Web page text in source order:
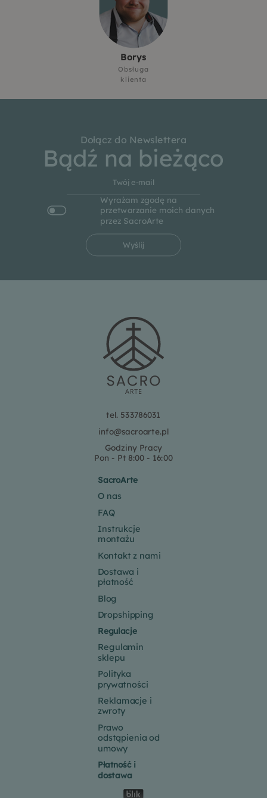
Borys
Obsługa
klienta
Dołącz do Newslettera
Bądź na bieżąco
Wyrażam zgodę na
przetwarzanie moich danych
przez SacroArte
Wyślij
tel. 533786031
info@sacroarte.pl
Godziny Pracy
Pon - Pt 8:00 - 16:00
SacroArte
O nas
FAQ
Instrukcje
montażu
Kontakt z nami
Dostawa i
płatność
Blog
Dropshipping
Regulacje
Regulamin
sklepu
Polityka
prywatności
Reklamacje i
zwroty
Prawo
odstąpienia od
umowy
Płatność i
dostawa